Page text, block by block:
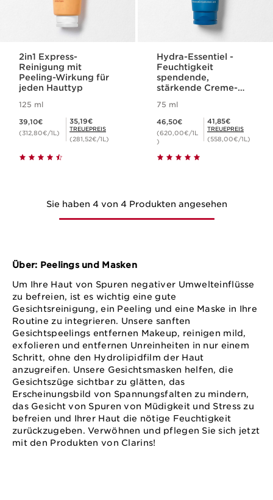
2in1 Express-
Reinigung mit
Peeling-Wirkung für
jeden Hauttyp
125 ml
39,10€
(312,80€/1L)
Mitgliederpreis 35,19€
35,19€
TREUEPREIS
(281,52€/1L)
Hydra-Essentiel -
Feuchtigkeit
spendende,
stärkende Creme-
75 ml
46,50€
(620,00€/1L
)
Mitgliederpreis 41,85€
41,85€
TREUEPREIS
(558,00€/1L)
Sie haben 4 von 4 Produkten angesehen
Über: Peelings und Masken
Um Ihre Haut von Spuren negativer Umwelteinflüsse
zu befreien, ist es wichtig eine gute
Gesichtsreinigung, ein Peeling und eine Maske in Ihre
Routine zu integrieren. Unsere sanften
Gesichtspeelings entfernen Makeup, reinigen mild,
exfolieren und entfernen Unreinheiten in nur einem
Schritt, ohne den Hydrolipidfilm der Haut
anzugreifen. Unsere Gesichtsmasken helfen, die
Gesichtszüge sichtbar zu glätten, das
Erscheinungsbild von Spannungsfalten zu mindern,
das Gesicht von Spuren von Müdigkeit und Stress zu
befreien und Ihrer Haut die nötige Feuchtigkeit
zurückzugeben. Verwöhnen und pflegen Sie sich jetzt
mit den Produkten von Clarins!